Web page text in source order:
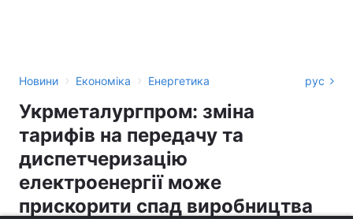
Новини › Економіка › Енергетика рус
Укрметалургпром: зміна
тарифів на передачу та
диспетчеризацію
електроенергії може
прискорити спад виробництва